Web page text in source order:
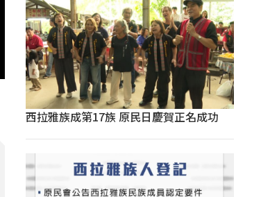
西拉雅族成第17族 原民日慶賀正名成功